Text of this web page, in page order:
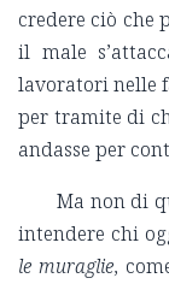
credere ciò che
il male
lavoratori nelle
per tramite di
andasse per
Ma non di
intendere chi
le muraglie,